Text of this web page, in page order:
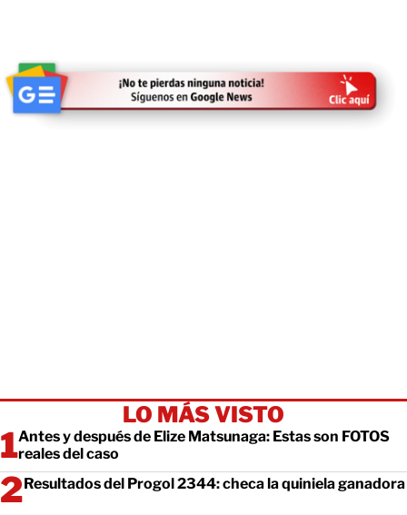
LO MÁS VISTO
Antes y después de Elize Matsunaga: Estas son FOTOS
reales del caso
Resultados del Progol 2344: checa la quiniela ganadora